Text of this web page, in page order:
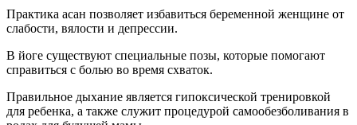
Практика асан позволяет избавиться беременной женщине от
слабости, вялости и депрессии.
В йоге существуют специальные позы, которые помогают
справиться с болью во время схваток.
Правильное дыхание является гипоксической тренировкой
для ребенка, а также служит процедурой самообезболивания в